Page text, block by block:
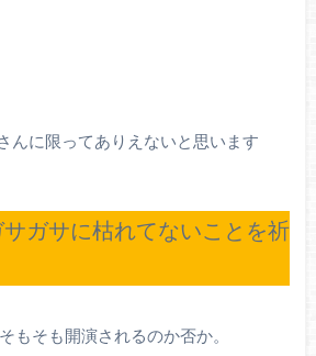
んに限ってありえないと思います
ガサに枯れてないことを祈
もそも開演されるのか否か。